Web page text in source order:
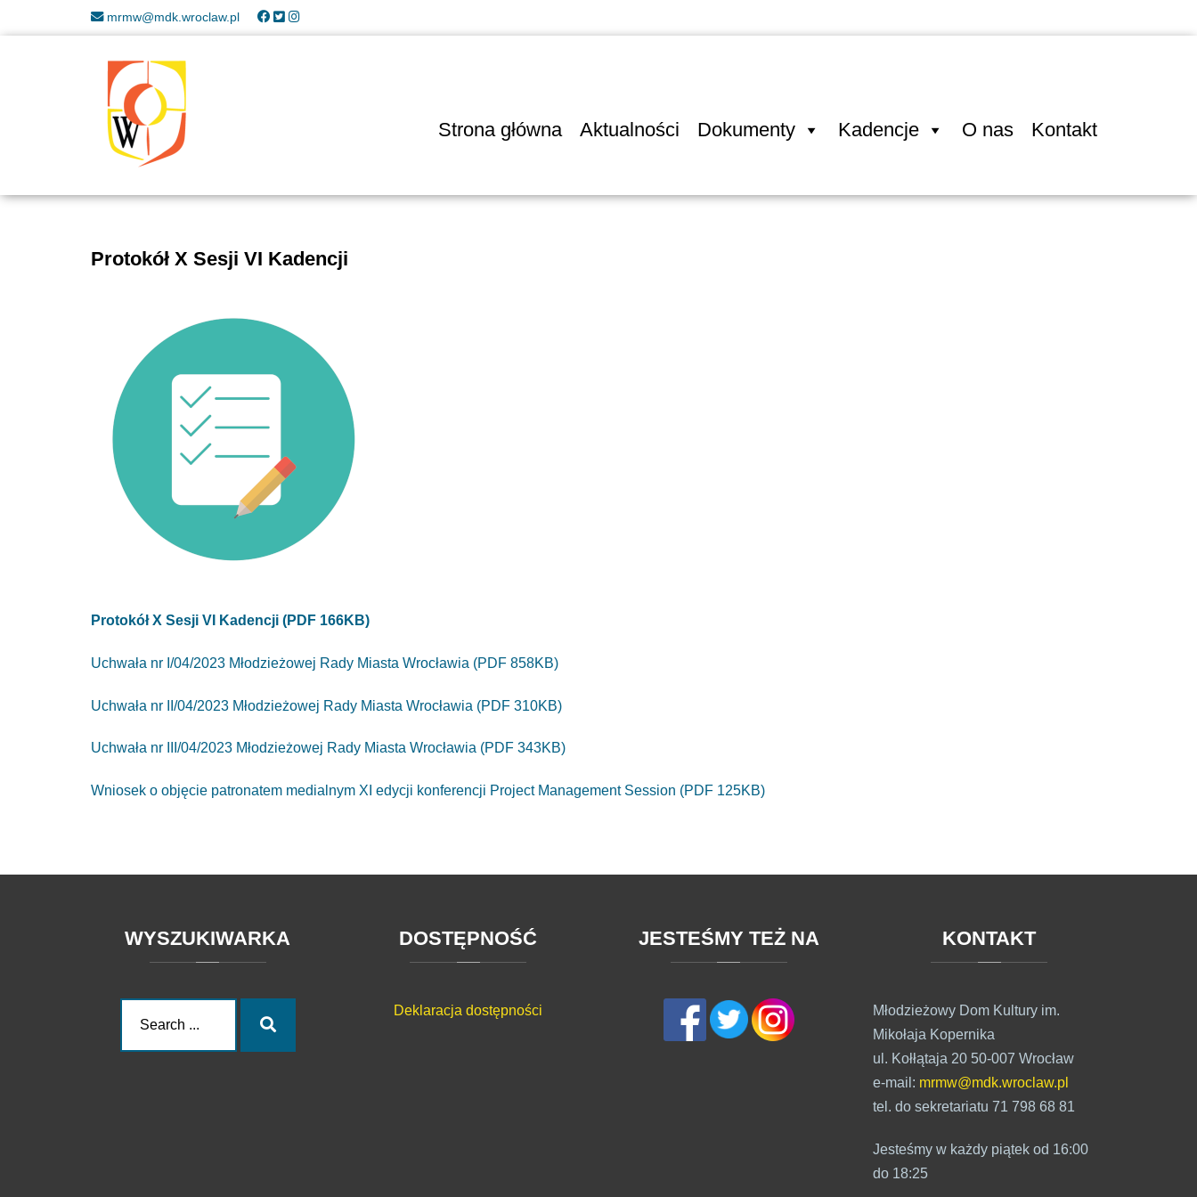
mrmw@mdk.wroclaw.pl
Strona główna Aktualności Dokumenty Kadencje O nas Kontakt
Protokół X Sesji VI Kadencji
Protokół X Sesji VI Kadencji (PDF 166KB)
Uchwała nr I/04/2023 Młodzieżowej Rady Miasta Wrocławia (PDF 858KB)
Uchwała nr II/04/2023 Młodzieżowej Rady Miasta Wrocławia (PDF 310KB)
Uchwała nr III/04/2023 Młodzieżowej Rady Miasta Wrocławia (PDF 343KB)
Wniosek o objęcie patronatem medialnym XI edycji konferencji Project Management Session (PDF 125KB)
WYSZUKIWARKA DOSTĘPNOŚĆ
Deklaracja dostępności
JESTEŚMY TEŻ NA KONTAKT
Młodzieżowy Dom Kultury im.
Mikołaja Kopernika
ul. Kołłątaja 20 50-007 Wrocław
e-mail: mrmw@mdk.wroclaw.pl
tel. do sekretariatu 71 798 68 81
Jesteśmy w każdy piątek od 16:00
do 18:25